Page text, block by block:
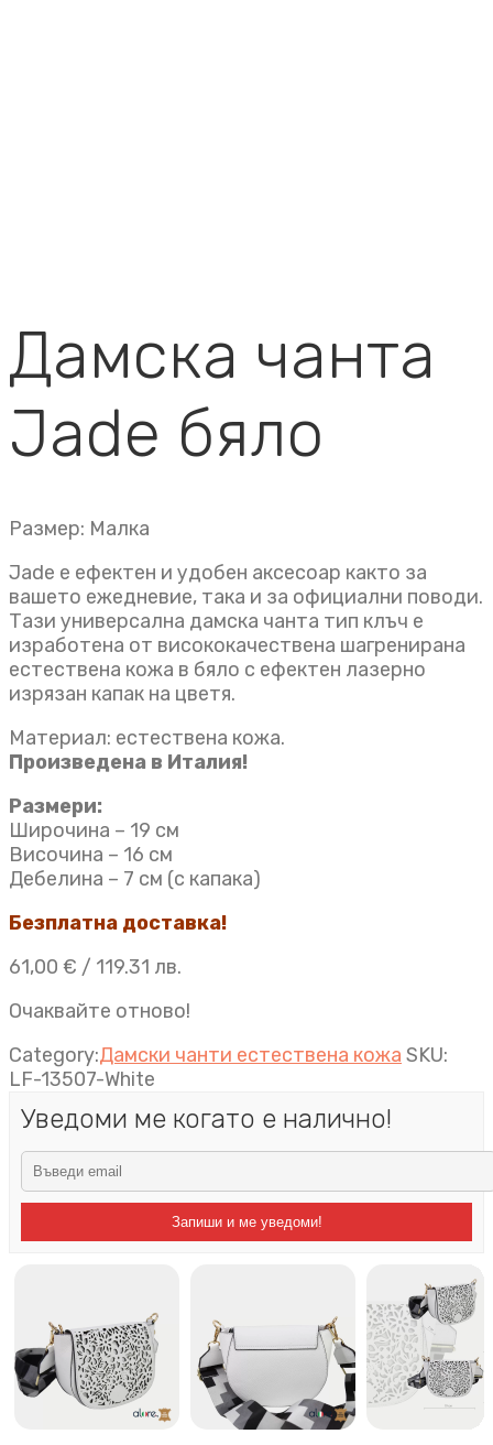
Дамска чанта
Jade бяло
Размер: Малка
Jade е ефектен и удобен аксесоар както за
вашето ежедневие, така и за официални поводи.
Тази универсална дамска чанта тип клъч e
изработена от висококачествена шагренирана
естествена кожа в бяло с ефектен лазерно
изрязан капак на цветя.
Материал: естествена кожа.
Произведена в Италия!
Размери:
Широчина – 19 см
Височина – 16 см
Дебелина – 7 см (с капака)
Безплатна доставка!
61,00 € / 119.31 лв.
Очаквайте отново!
Category:Дамски чанти естествена кожа SKU:
LF-13507-White
Уведоми ме когато е налично!
Запиши и ме уведоми!